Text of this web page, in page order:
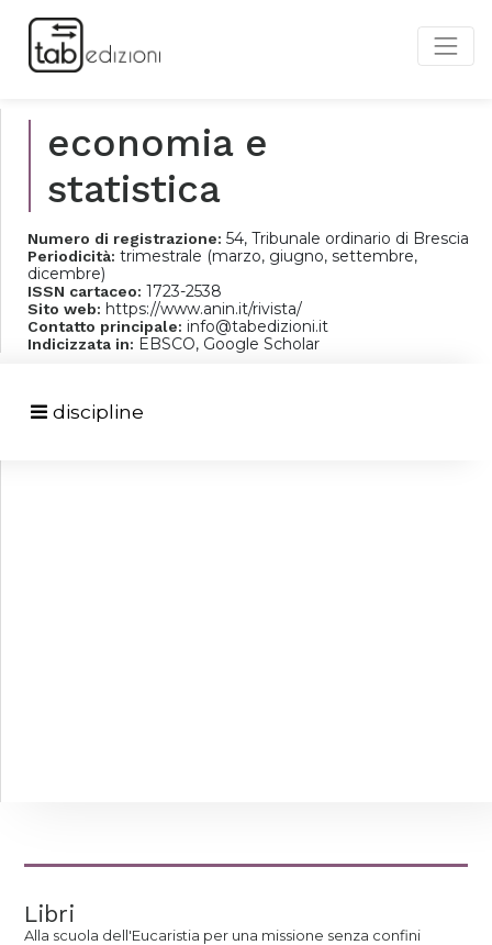
economia e
statistica
Numero di registrazione: 54, Tribunale ordinario di Brescia
Periodicità: trimestrale (marzo, giugno, settembre,
dicembre)
ISSN cartaceo: 1723-2538
Sito web: https://www.anin.it/rivista/
Contatto principale: info@tabedizioni.it
Indicizzata in: EBSCO, Google Scholar
discipline
Libri
Alla scuola dell'Eucaristia per una missione senza confini